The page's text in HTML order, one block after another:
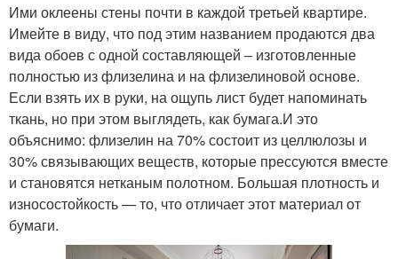
Ими оклеены стены почти в каждой третьей квартире.
Имейте в виду, что под этим названием продаются два
вида обоев с одной составляющей – изготовленные
полностью из флизелина и на флизелиновой основе.
Если взять их в руки, на ощупь лист будет напоминать
ткань, но при этом выглядеть, как бумага.И это
объяснимо: флизелин на 70% состоит из целлюлозы и
30% связывающих веществ, которые прессуются вместе
и становятся нетканым полотном. Большая плотность и
износостойкость — то, что отличает этот материал от
бумаги.